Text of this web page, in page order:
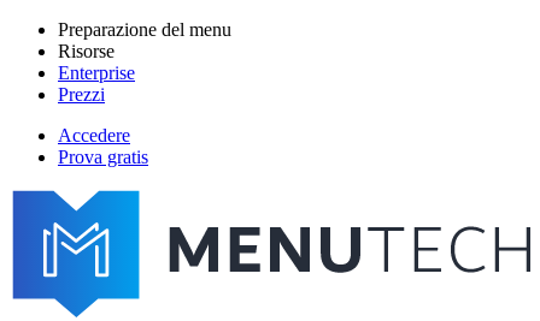
Salta
contenuto
principale
Main
navigation
Preparazione del menu
Risorse
Enterprise
Prezzi
menutech
navigation
Accedere
Prova gratis